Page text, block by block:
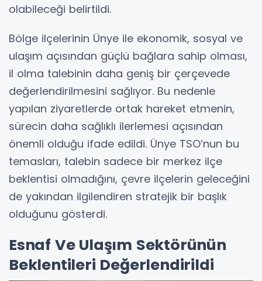
olabileceği belirtildi.
Bölge ilçelerinin Ünye ile ekonomik, sosyal ve
ulaşım açısından güçlü bağlara sahip olması,
il olma talebinin daha geniş bir çerçevede
değerlendirilmesini sağlıyor. Bu nedenle
yapılan ziyaretlerde ortak hareket etmenin,
sürecin daha sağlıklı ilerlemesi açısından
önemli olduğu ifade edildi. Ünye TSO’nun bu
temasları, talebin sadece bir merkez ilçe
beklentisi olmadığını, çevre ilçelerin geleceğini
de yakından ilgilendiren stratejik bir başlık
olduğunu gösterdi.
Esnaf Ve Ulaşım Sektörünün
Beklentileri Değerlendirildi